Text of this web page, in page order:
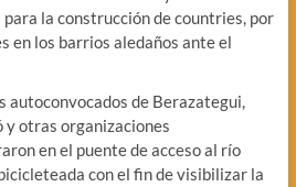
la construcción de countries, por
en los barrios aledaños ante el
autoconvocados de Berazategui,
y otras organizaciones
en el puente de acceso al río
con el fin de visibilizar la